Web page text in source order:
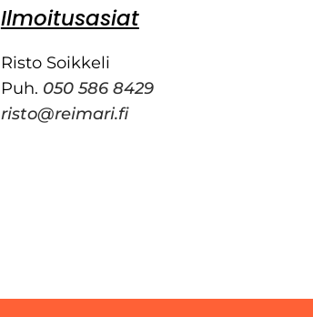
Ilmoitusasiat
Risto Soikkeli
Puh. 050 586 8429
risto@reimari.fi